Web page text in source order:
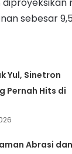
sebesar
Yul, Sinetron
Pernah Hits di
Abrasi dan